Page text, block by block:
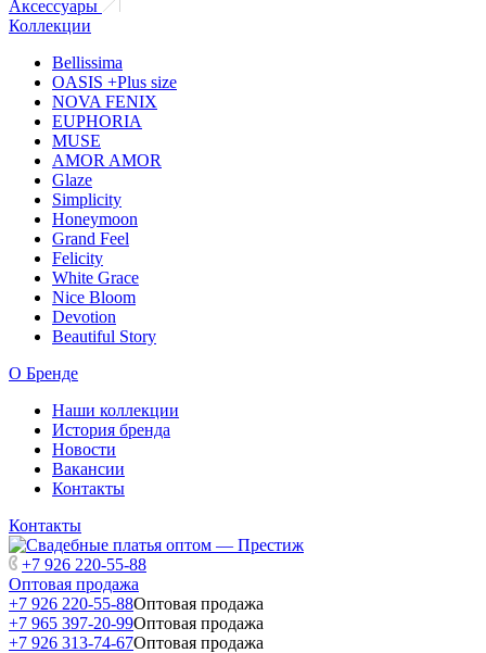
Аксессуары
Коллекции
Bellissima
OASIS +Plus size
NOVA FENIX
EUPHORIA
MUSE
AMOR AMOR
Glaze
Simplicity
Honeymoon
Grand Feel
Felicity
White Grace
Nice Bloom
Devotion
Beautiful Story
О Бренде
Наши коллекции
История бренда
Новости
Вакансии
Контакты
Контакты
+7 926 220-55-88
Оптовая продажа
+7 926 220-55-88Оптовая продажа
+7 965 397-20-99Оптовая продажа
+7 926 313-74-67Оптовая продажа